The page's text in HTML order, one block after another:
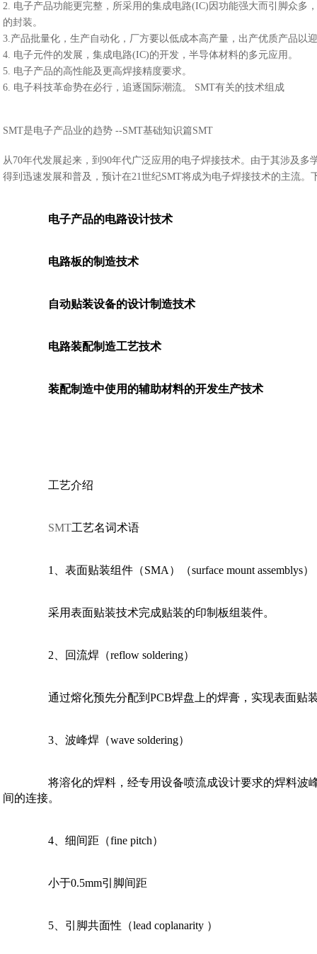
2. 电子产品功能更完整，所采用的集成电路(IC)因功能强大而引脚众
的封装。
3.产品批量化，生产自动化，厂方要以低成本高产量，出产优质产品以
4. 电子元件的发展，集成电路(IC)的开发，半导体材料的多元应用。
5. 电子产品的高性能及更高焊接精度要求。
6. 电子科技革命势在必行，追逐国际潮流。 SMT有关的技术组成
SMT是电子产品业的趋势 --SMT基础知识篇SMT
从70年代发展起来，到90年代广泛应用的电子焊接技术。由于其涉及
得到迅速发展和普及，预计在21世纪SMT将成为电子焊接技术的主流
电子产品的电路设计技术
电路板的制造技术
自动贴装设备的设计制造技术
电路装配制造工艺技术
装配制造中使用的辅助材料的开发生产技术
工艺介绍
SMT工艺名词术语
1 、表面贴装组件（SMA）（surface mount assemblys）
采用表面贴装技术完成贴装的印制板组装件。
2 、回流焊（reflow soldering）
通过熔化预先分配到PCB焊盘上的焊膏，实现表面贴
3 、波峰焊（wave soldering）
将溶化的焊料，经专用设备喷流成设计要求的焊料波
间的连接。
4 、细间距（fine pitch）
小于0.5mm引脚间距
5 、引脚共面性（lead coplanarity ）